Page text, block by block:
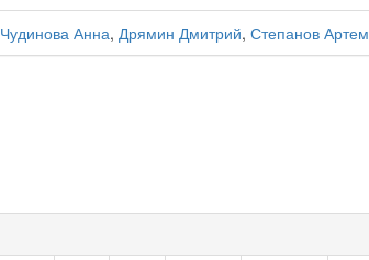
Чудинова Анна, Дрямин Дмитрий, Степанов Артем